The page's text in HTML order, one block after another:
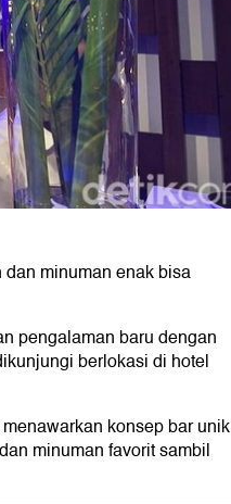
minuman enak bisa
pengalaman baru dengan
berlokasi di hotel
konsep bar unik
minuman favorit sambil